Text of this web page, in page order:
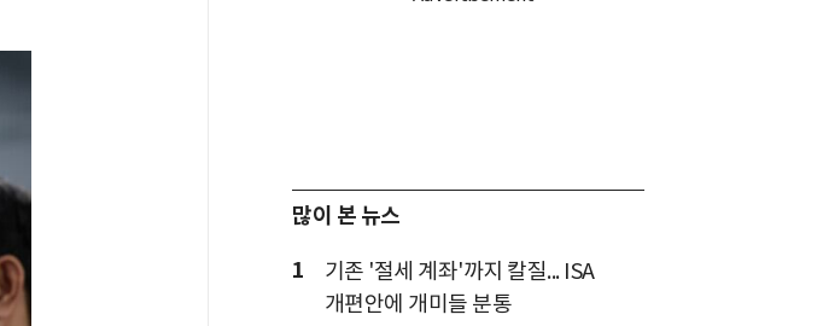
많이 본 뉴스
1
기존 '절세 계좌'까지 칼질... ISA
개편안에 개미들 분통